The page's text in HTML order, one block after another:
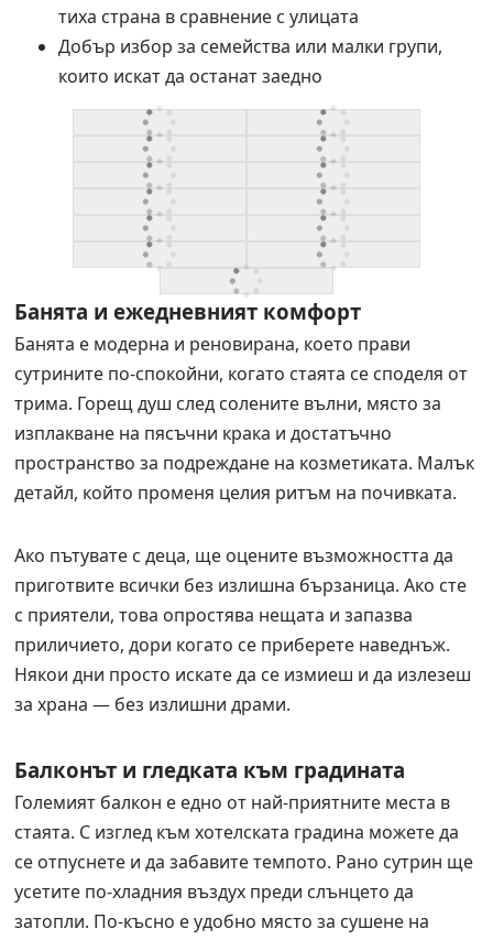
тиха страна в сравнение с улицата
Добър избор за семейства или малки групи,
които искат да останат заедно
Банята и ежедневният комфорт
Банята е модерна и реновирана, което прави
сутрините по-спокойни, когато стаята се споделя от
трима. Горещ душ след солените вълни, място за
изплакване на пясъчни крака и достатъчно
пространство за подреждане на козметиката. Малък
детайл, който променя целия ритъм на почивката.
Ако пътувате с деца, ще оцените възможността да
приготвите всички без излишна бързаница. Ако сте
с приятели, това опростява нещата и запазва
приличието, дори когато се приберете наведнъж.
Някои дни просто искате да се измиеш и да излезеш
за храна — без излишни драми.
Балконът и гледката към градината
Големият балкон е едно от най-приятните места в
стаята. С изглед към хотелската градина можете да
се отпуснете и да забавите темпото. Рано сутрин ще
усетите по-хладния въздух преди слънцето да
затопли. По-късно е удобно място за сушене на